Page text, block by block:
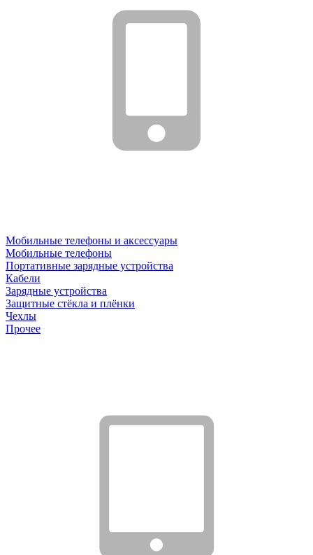
Мобильные телефоны и аксессуары
Мобильные телефоны
Портативные зарядные устройства
Кабели
Зарядные устройства
Защитные стёкла и плёнки
Чехлы
Прочее